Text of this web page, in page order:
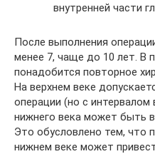
внутренней части
После выполнения
менее 7, чаще до 10 лет. В
понадобится повторное
На верхнем веке
операции (но с интервалом
нижнего века может быть
Это обусловлено тем, что
нижнем веке может